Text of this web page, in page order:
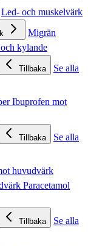
Led- och muskelvärk
Migrän
kylande
Tillbaka
Se alla
Ibuprofen mot
Tillbaka
Se alla
huvudvärk
Paracetamol
Tillbaka
Se alla